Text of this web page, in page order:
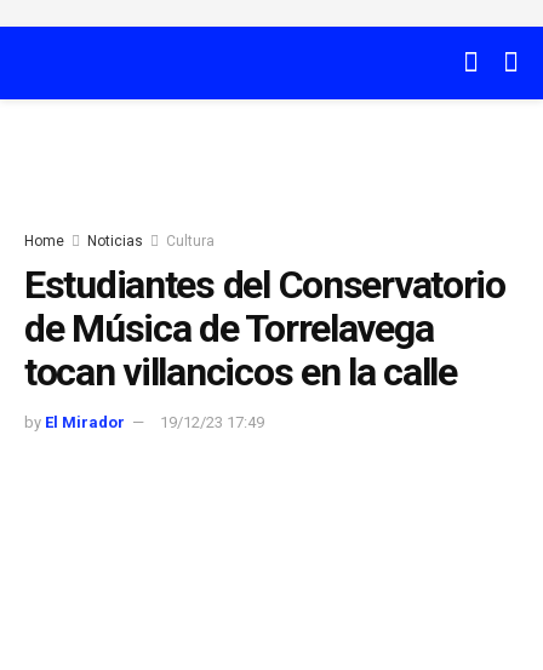
Home Noticias Cultura
Estudiantes del Conservatorio
de Música de Torrelavega
tocan villancicos en la calle
by El Mirador 19/12/23 17:49